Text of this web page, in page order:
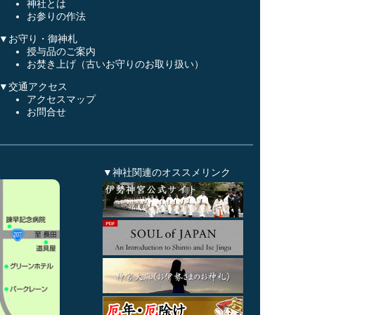
神社とは
お参りの作法
▼お守り・御神札
授与品のご案内
お焚き上げ（古いお守りのお取り扱い）
▼交通アクセス
アクセスマップ
お問合せ
▼神社関連のオススメリンク